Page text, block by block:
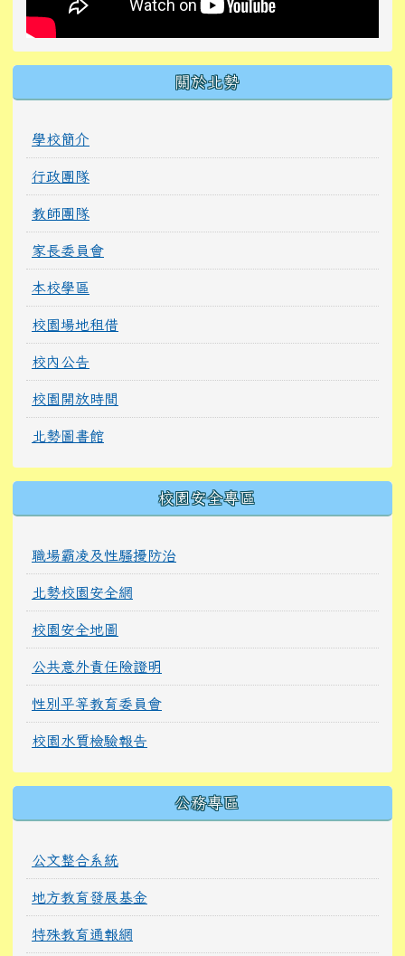
關於北勢
學校簡介
行政團隊
教師團隊
家長委員會
本校學區
校園場地租借
校內公告
校園開放時間
北勢圖書館
校園安全專區
職場霸凌及性騷擾防治
北勢校園安全網
校園安全地圖
公共意外責任險證明
性別平等教育委員會
校園水質檢驗報告
公務專區
公文整合系統
地方教育發展基金
特殊教育通報網